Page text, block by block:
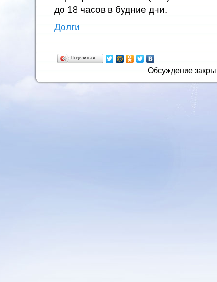
до 18 часов в будние дни.
Долги
Поделиться…
Обсуждение